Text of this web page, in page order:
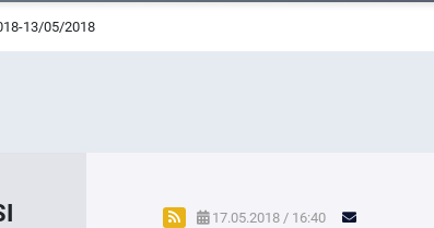
13/05/2018
17.05.2018 / 16:40